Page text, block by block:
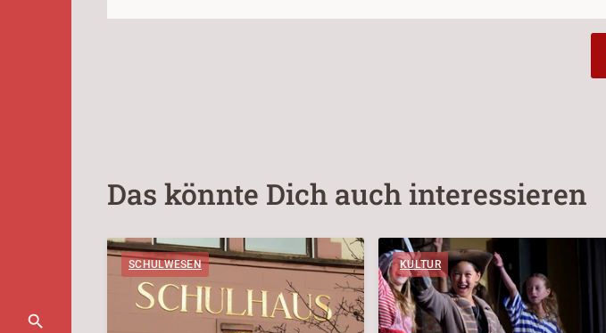
Das könnte Dich auch interessieren
SCHULWESEN KULTUR